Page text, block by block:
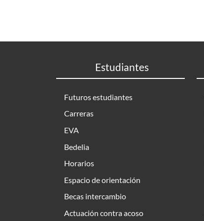
Estudiantes
Futuros estudiantes
Carreras
EVA
Bedelia
Horarios
Espacio de orientación
Becas intercambio
Actuación contra acoso